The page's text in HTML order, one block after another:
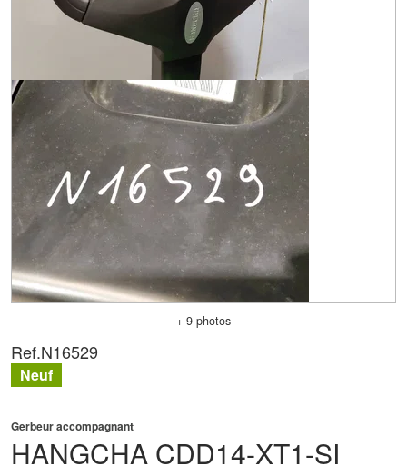
+ 9 photos
HANGCHA CDD14-XT1-SI
Gerbeur accompagnant
Ref.N16529
Neuf